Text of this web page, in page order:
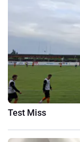
Test Miss